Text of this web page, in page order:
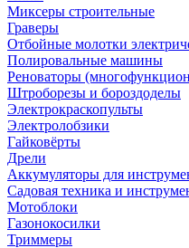
Миксеры строительные
Граверы
Отбойные молотки
Полировальные машины
Реноваторы
Штроборезы и бороздоделы
Электрокраскопульты
Электролобзики
Гайковёрты
Дрели
Аккумуляторы для
Садовая техника и
Мотоблоки
Газонокосилки
Триммеры